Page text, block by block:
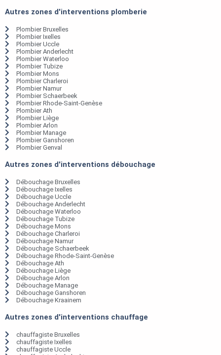
Autres zones d'interventions plomberie
Plombier Bruxelles
Plombier Ixelles
Plombier Uccle
Plombier Anderlecht
Plombier Waterloo
Plombier Tubize
Plombier Mons
Plombier Charleroi
Plombier Namur
Plombier Schaerbeek
Plombier Rhode-Saint-Genèse
Plombier Ath
Plombier Liège
Plombier Arlon
Plombier Manage
Plombier Ganshoren
Plombier Genval
Autres zones d'interventions débouchage
Débouchage Bruxelles
Débouchage Ixelles
Débouchage Uccle
Débouchage Anderlecht
Débouchage Waterloo
Débouchage Tubize
Débouchage Mons
Débouchage Charleroi
Débouchage Namur
Débouchage Schaerbeek
Débouchage Rhode-Saint-Genèse
Débouchage Ath
Débouchage Liège
Débouchage Arlon
Débouchage Manage
Débouchage Ganshoren
Débouchage Kraainem
Autres zones d'interventions chauffage
chauffagiste Bruxelles
chauffagiste Ixelles
chauffagiste Uccle